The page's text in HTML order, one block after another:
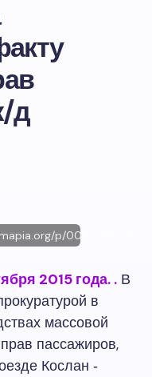
д
p/00/00/19/59/
2015 года. . В
в
массовой
пассажиров,
Кослан ‑